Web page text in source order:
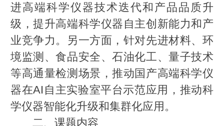
进高端科学仪器技术迭代和产品品质升
级，提升高端科学仪器自主创新能力和产
业竞争力。另一方面，针对先进材料、环
境监测、食品安全、石油化工、量子技术
等高通量检测场景，推动国产高端科学仪
器在AI自主实验室平台示范应用，推动科
学仪器智能化升级和集群化应用。
二、课题内容